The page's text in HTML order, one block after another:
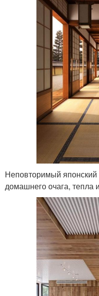
Неповторимый японский
домашнего очага, тепла